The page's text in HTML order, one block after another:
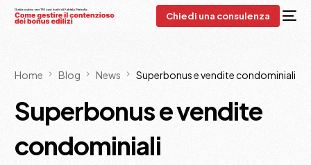
Chiedi una consulenza
Home Blog News Superbonus e vendite condominiali
Superbonus e vendite
condominiali